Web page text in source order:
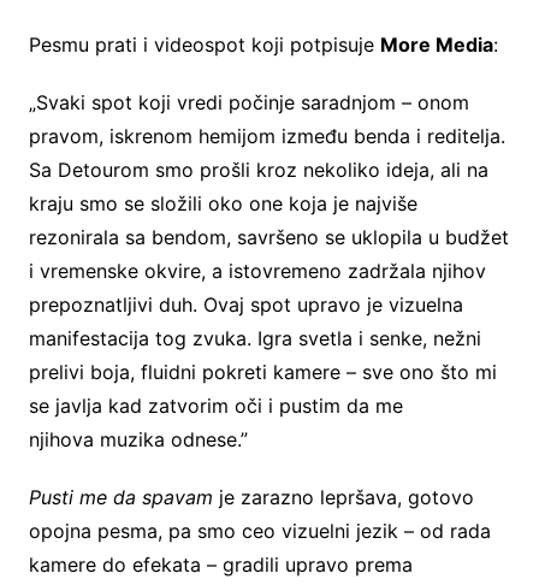
Pesmu prati i videospot koji potpisuje More Media:
„Svaki spot koji vredi počinje saradnjom – onom
pravom, iskrenom hemijom između benda i reditelja.
Sa Detourom smo prošli kroz nekoliko ideja, ali na
kraju smo se složili oko one koja je najviše
rezonirala sa bendom, savršeno se uklopila u budžet
i vremenske okvire, a istovremeno zadržala njihov
prepoznatljivi duh. Ovaj spot upravo je vizuelna
manifestacija tog zvuka. Igra svetla i senke, nežni
prelivi boja, fluidni pokreti kamere – sve ono što mi
se javlja kad zatvorim oči i pustim da me
njihova muzika odnese.”
Pusti me da spavam je zarazno lepršava, gotovo
opojna pesma, pa smo ceo vizuelni jezik – od rada
kamere do efekata – gradili upravo prema